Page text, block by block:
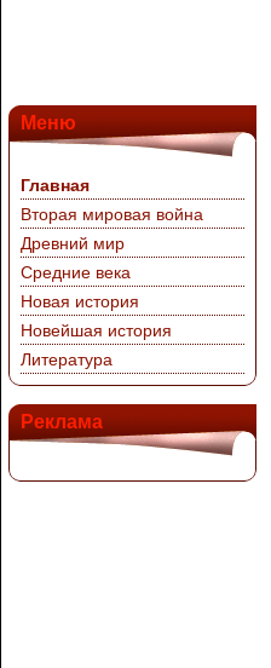
Меню
Главная
Вторая мировая война
Древний мир
Средние века
Новая история
Новейшая история
Литература
Реклама